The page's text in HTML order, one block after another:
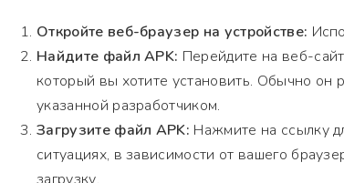
Откройте веб-браузер на устройстве:
Найдите файл APK: Перейдите на веб-
который вы хотите установить. Обычно он
указанной разработчиком.
Загрузите файл APK: Нажмите на ссылку
ситуациях, в зависимости от вашего